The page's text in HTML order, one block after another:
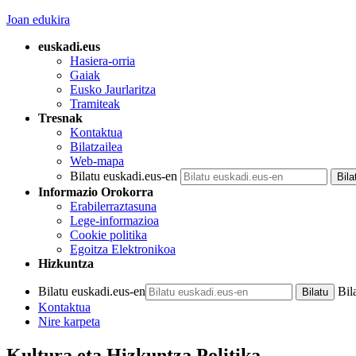
Joan edukira
euskadi.eus
Hasiera-orria
Gaiak
Eusko Jaurlaritza
Tramiteak
Tresnak
Kontaktua
Bilatzailea
Web-mapa
Bilatu euskadi.eus-en
Informazio Orokorra
Erabilerraztasuna
Lege-informazioa
Cookie politika
Egoitza Elektronikoa
Hizkuntza
Bilatu euskadi.eus-en
Kontaktua
Nire karpeta